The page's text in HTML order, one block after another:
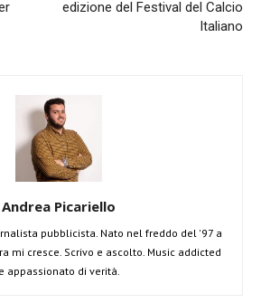
edizione del Festival del Calcio
Italiano
Andrea Picariello
pubblicista. Nato nel freddo del '97 a
mi cresce. Scrivo e ascolto. Music addicted
e appassionato di verità.